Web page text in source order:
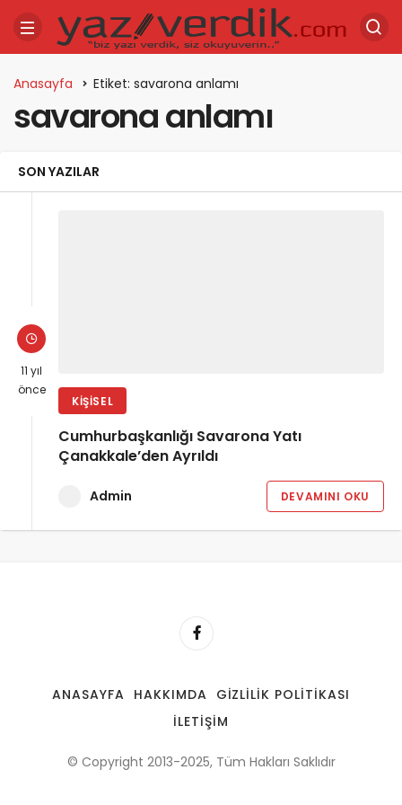
Anasayfa Etiket: savarona anlamı
savarona anlamı
SON YAZILAR
11 yıl
önce
KIŞISEL
Cumhurbaşkanlığı Savarona Yatı
Çanakkale’den Ayrıldı
Admin DEVAMINI OKU
ANASAYFA HAKKIMDA GIZLILIK POLITIKASI
İLETIŞIM
© Copyright 2013-2025, Tüm Hakları Saklıdır